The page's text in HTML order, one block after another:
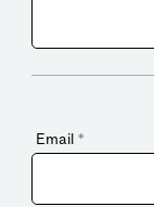
Email *